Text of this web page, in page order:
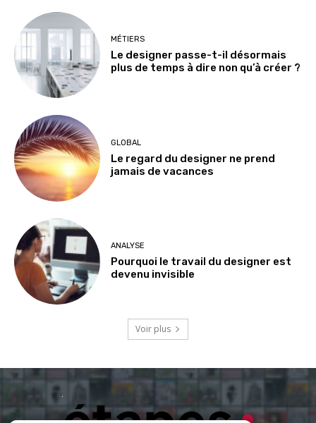
MÉTIERS
Le designer passe-t-il désormais
plus de temps à dire non qu’à créer ?
GLOBAL
Le regard du designer ne prend
jamais de vacances
ANALYSE
Pourquoi le travail du designer est
devenu invisible
Voir plus